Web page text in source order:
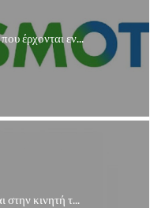
έρχονται εν...
κινητή τ...